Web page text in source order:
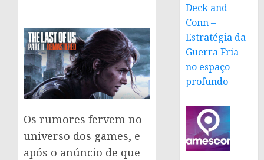
Os rumores fervem no
universo dos games, e
após o anúncio de que
Deck and
Conn –
Estratégia da
Guerra Fria
no espaço
profundo